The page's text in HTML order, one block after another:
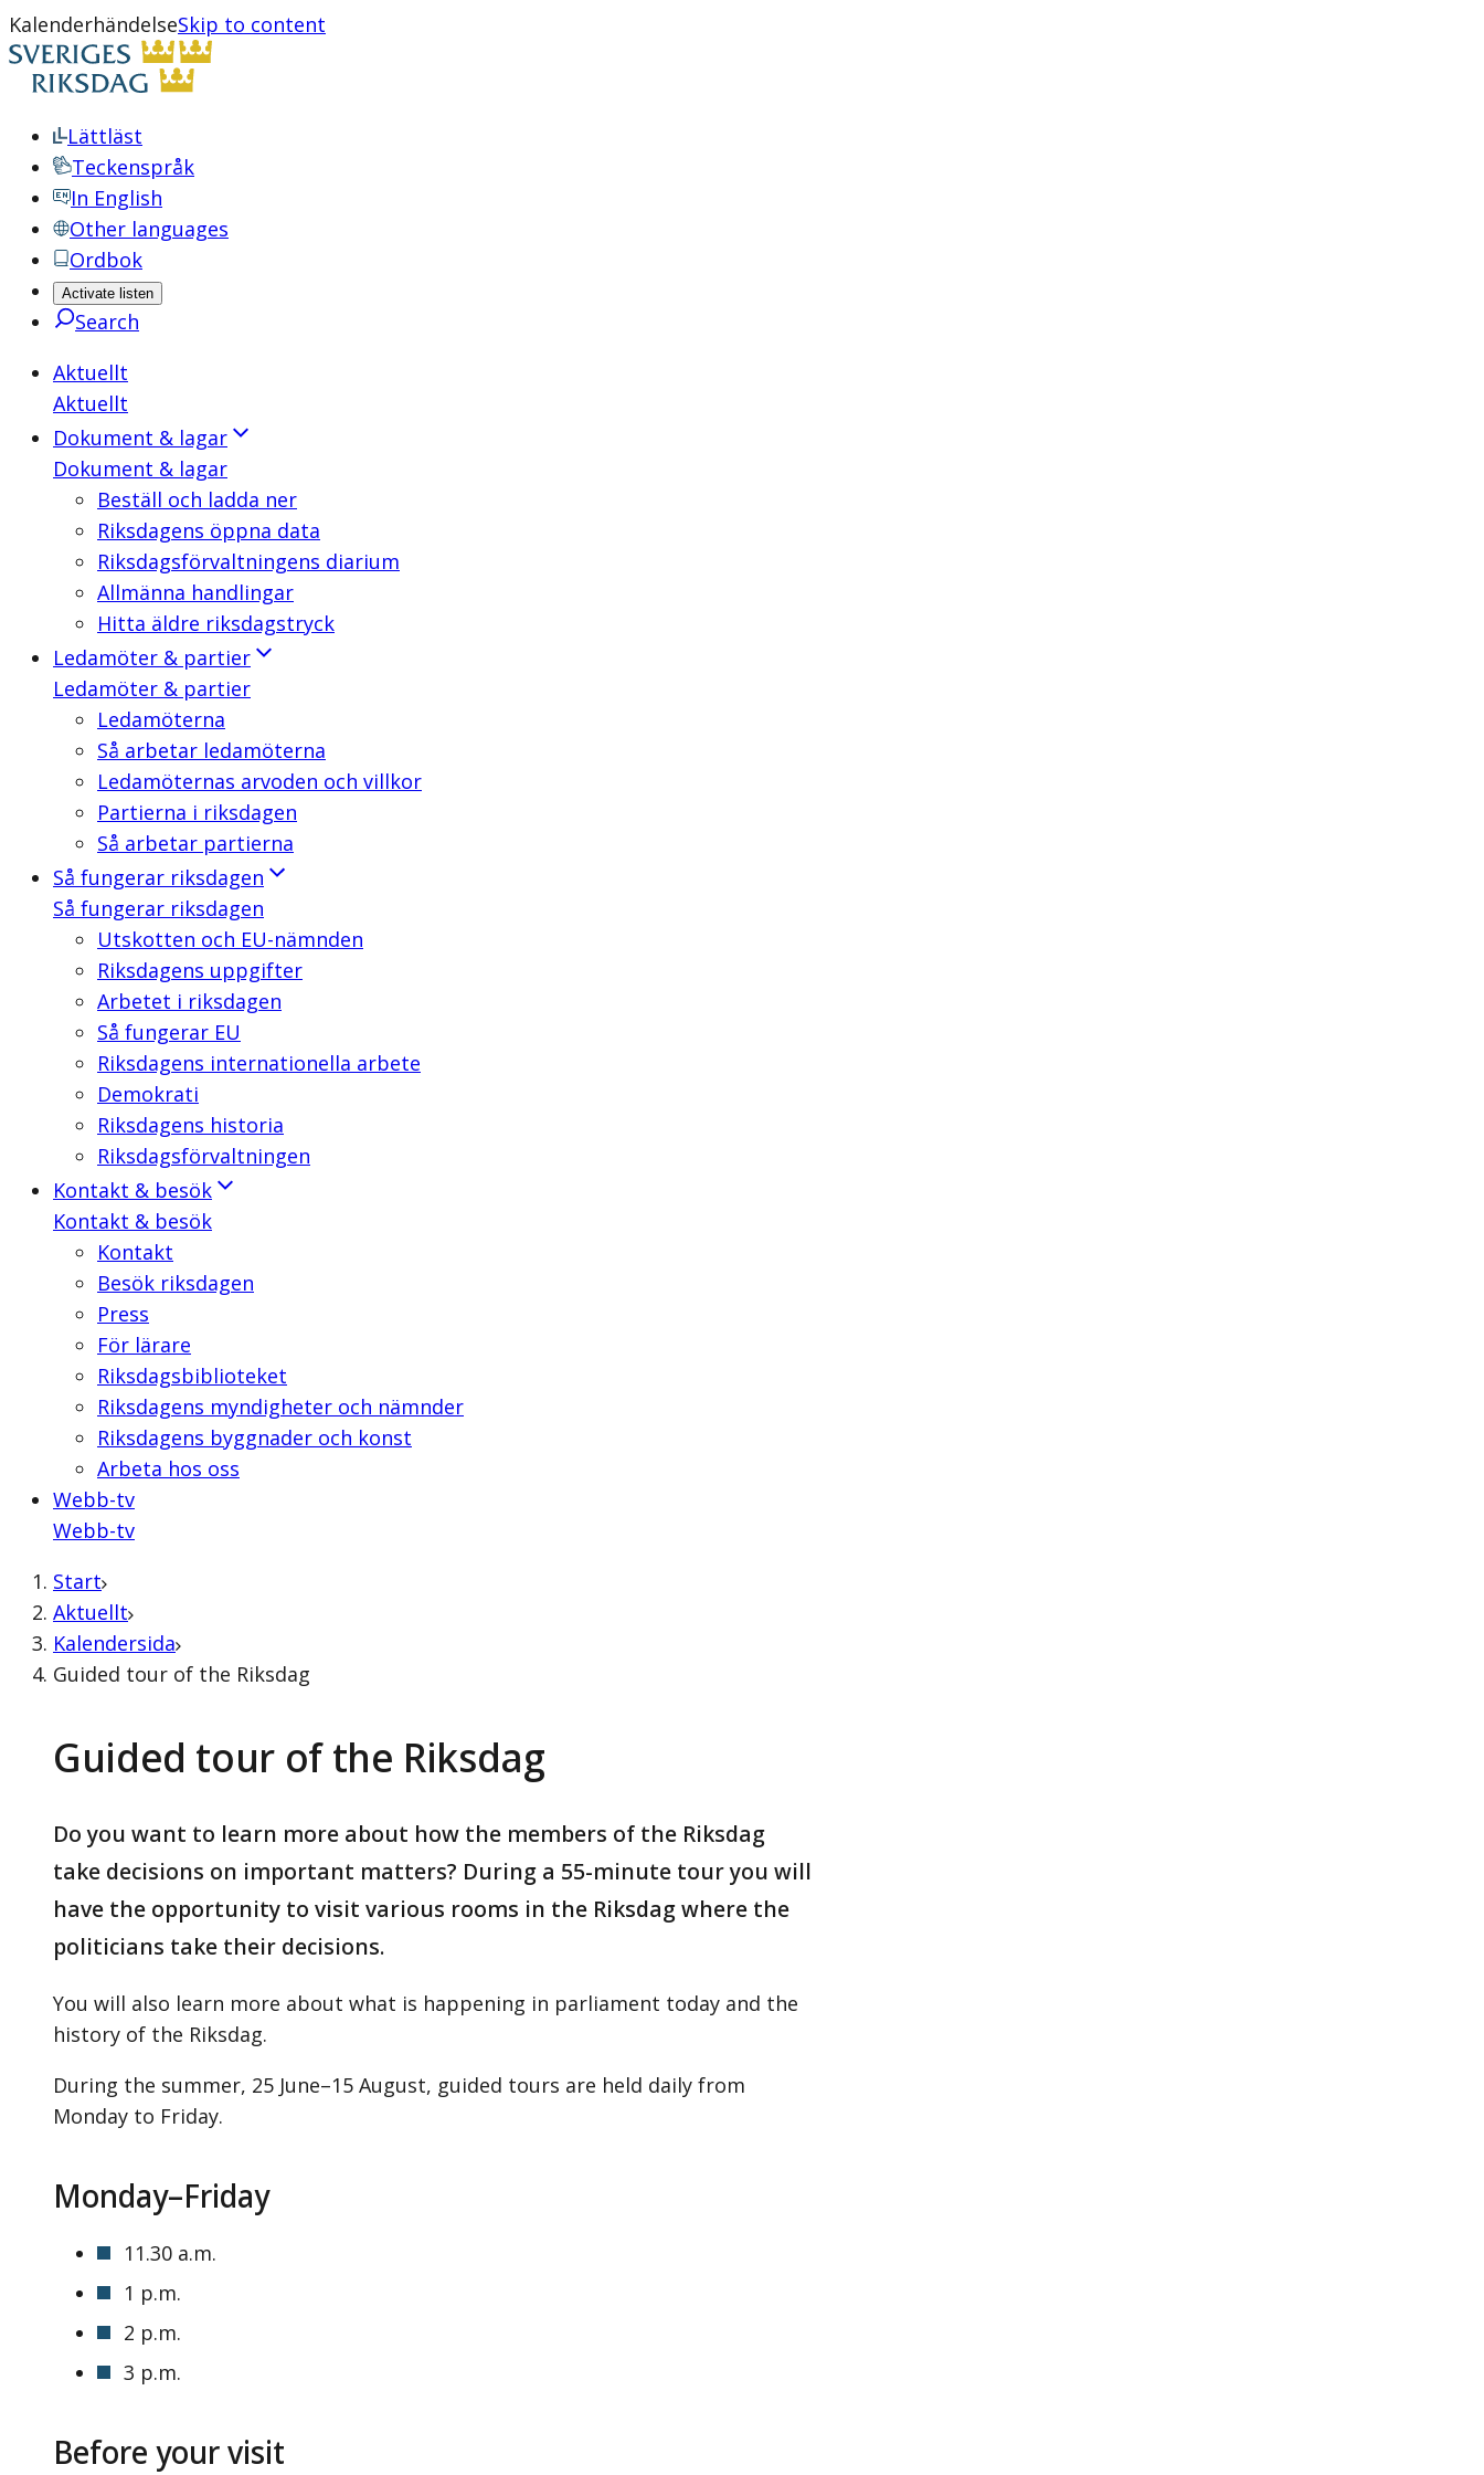
KalenderhändelseSkip to content
Lättläst
Teckenspråk
In English
Other languages
Ordbok
Activate listen
Search
Aktuellt
Aktuellt
Dokument & lagar
Dokument & lagar
Beställ och ladda ner
Riksdagens öppna data
Riksdagsförvaltningens diarium
Allmänna handlingar
Hitta äldre riksdagstryck
Ledamöter & partier
Ledamöter & partier
Ledamöterna
Så arbetar ledamöterna
Ledamöternas arvoden och villkor
Partierna i riksdagen
Så arbetar partierna
Så fungerar riksdagen
Så fungerar riksdagen
Utskotten och EU-nämnden
Riksdagens uppgifter
Arbetet i riksdagen
Så fungerar EU
Riksdagens internationella arbete
Demokrati
Riksdagens historia
Riksdagsförvaltningen
Kontakt & besök
Kontakt & besök
Kontakt
Besök riksdagen
Press
För lärare
Riksdagsbiblioteket
Riksdagens myndigheter och nämnder
Riksdagens byggnader och konst
Arbeta hos oss
Webb-tv
Webb-tv
Start
Aktuellt
Kalendersida
Guided tour of the Riksdag
Guided tour of the Riksdag
Do you want to learn more about how the members of the Riksdag
take decisions on important matters? During a 55-minute tour you will
have the opportunity to visit various rooms in the Riksdag where the
politicians take their decisions.
You will also learn more about what is happening in parliament today and the
history of the Riksdag.
During the summer, 25 June–15 August, guided tours are held daily from
Monday to Friday.
Monday–Friday
11.30 a.m.
1 p.m.
2 p.m.
3 p.m.
Before your visit